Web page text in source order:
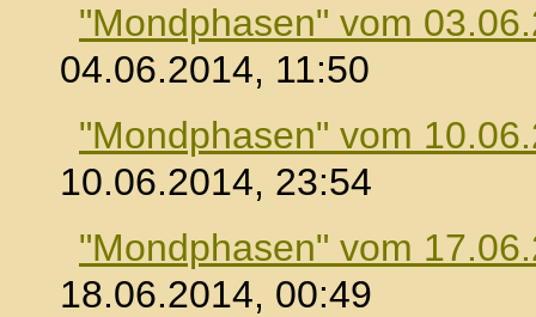
"Mondphasen" vom
04.06.2014, 11:50
"Mondphasen" vom
10.06.2014, 23:54
"Mondphasen" vom
18.06.2014, 00:49